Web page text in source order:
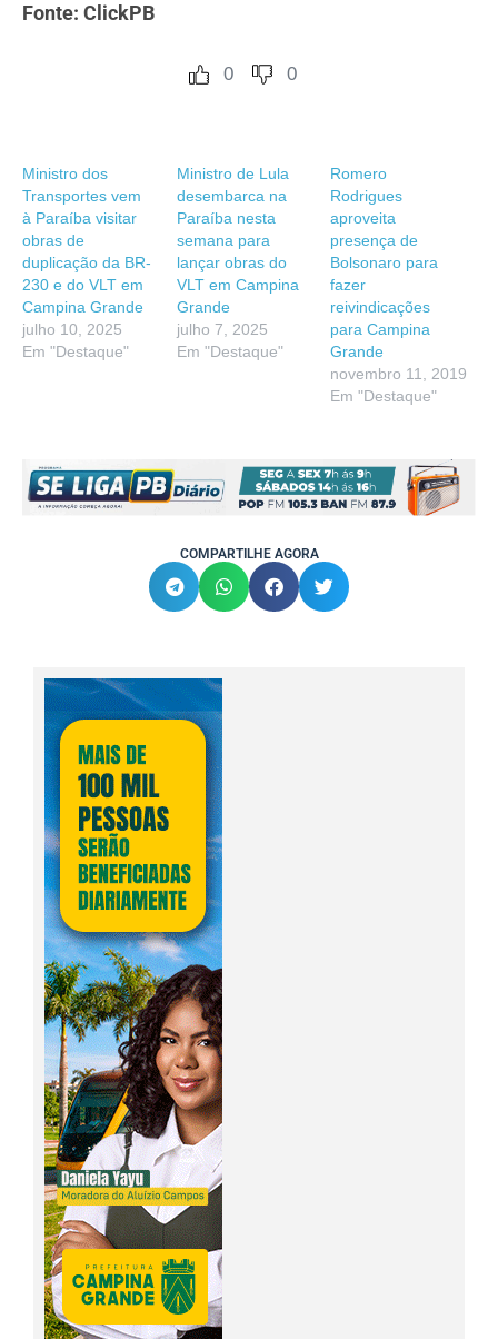
Fonte: ClickPB
0 0
Ministro dos
Transportes vem
à Paraíba visitar
obras de
duplicação da BR-
230 e do VLT em
Campina Grande
julho 10, 2025
Em "Destaque"
Ministro de Lula
desembarca na
Paraíba nesta
semana para
lançar obras do
VLT em Campina
Grande
julho 7, 2025
Em "Destaque"
Romero
Rodrigues
aproveita
presença de
Bolsonaro para
fazer
reivindicações
para Campina
Grande
novembro 11, 2019
Em "Destaque"
COMPARTILHE AGORA